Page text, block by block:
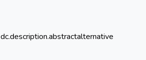
dc.description.abstractalternative